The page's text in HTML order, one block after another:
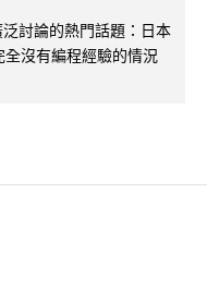
討論的熱門話題：日本
沒有編程經驗的情況